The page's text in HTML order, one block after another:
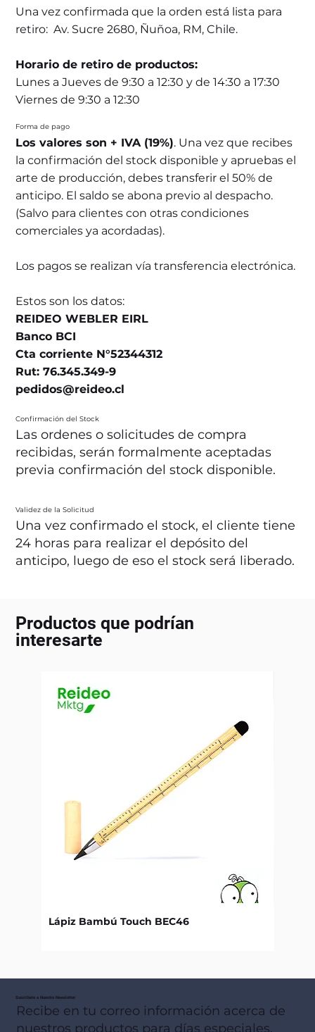
Una vez confirmada que la orden está lista para
retiro: Av. Sucre 2680, Ñuñoa, RM, Chile.
Horario de retiro de productos:
Lunes a Jueves de 9:30 a 12:30 y de 14:30 a 17:30
Viernes de 9:30 a 12:30
Forma de pago
Los valores son + IVA (19%). Una vez que recibes
la confirmación del stock disponible y apruebas el
arte de producción, debes transferir el 50% de
anticipo. El saldo se abona previo al despacho.
(Salvo para clientes con otras condiciones
comerciales ya acordadas).
Los pagos se realizan vía transferencia electrónica.
Estos son los datos:
REIDEO WEBLER EIRL
Banco BCI
Cta corriente N°52344312
Rut: 76.345.349-9
pedidos@reideo.cl
Confirmación del Stock
Las ordenes o solicitudes de compra
recibidas, serán formalmente aceptadas
previa confirmación del stock disponible.
Validez de la Solicitud
Una vez confirmado el stock, el cliente tiene
24 horas para realizar el depósito del
anticipo, luego de eso el stock será liberado.
Productos que podrían
interesarte
Lápiz Bambú Touch BEC46
Suscribete a Nuestro Newsletter
Recibe en tu correo información acerca de
nuestros productos para días especiales,